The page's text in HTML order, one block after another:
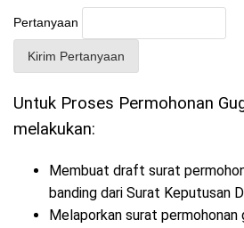
Pertanyaan
Untuk Proses Permohonan
melakukan:
Membuat draft surat
banding dari Surat Keputusan
Melaporkan surat permohonan